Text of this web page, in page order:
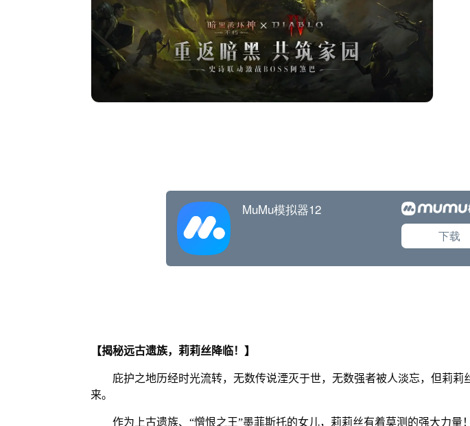
【揭秘远古遗族， 莉莉丝降临！】
庇护之地历经时光流转，无数传说湮灭于世，无数强者被人淡忘，但莉莉
来。
作为上古遗族、“憎恨之王”墨菲斯托的女儿，莉莉丝有着莫测的强大力量